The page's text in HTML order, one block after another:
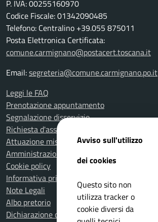
P. IVA: 00255160970
Codice Fiscale: 01342090485
Telefono: Centralino +39.055 875011
Posta Elettronica Certificata:
comune.carmignano@postacert.toscana.it
Email:segreteria@comune.carmignano.po.it
Leggi le FAQ
Prenotazione appuntamento
Segnalazione disservizio
Richiesta d'assistenza
Attuazione misure PNRR
Amministrazione trasparente
Cookie policy
Informativa privacy
Note Legali
Albo pretorio
Dichiarazione di accessibilità
Avviso sull'utilizzo
dei cookies
Questo sito non
utilizza tracker o
cookie diversi da